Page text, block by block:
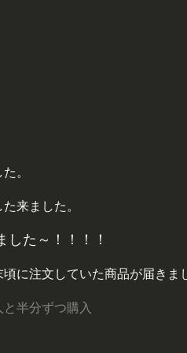
。
来ました。
した～！！！！
頃に注文していた商品が届きま
半分ずつ購入